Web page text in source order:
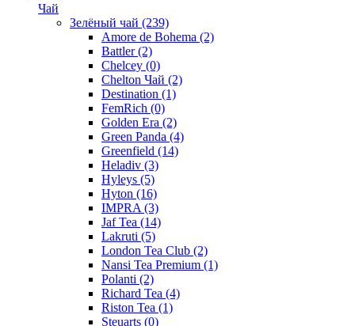
Чай
Зелёный чай (239)
Amore de Bohema (2)
Battler(2)
Chelcey (0)
Chelton Чай (2)
Destination (1)
FemRich (0)
Golden Era (2)
Green Panda (4)
Greenfield (14)
Heladiv (3)
Hyleys (5)
Hyton (16)
IMPRA (3)
Jaf Tea (14)
Lakruti (5)
London Tea Club (2)
Nansi Tea Premium (1)
Polanti (2)
Richard Tea (4)
Riston Tea (1)
Steuarts (0)